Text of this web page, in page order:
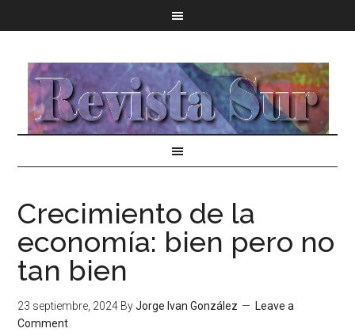
Crecimiento de la
economía: bien pero no
tan bien
23 septiembre, 2024 ByJorge Ivan González
Leave a
Comment